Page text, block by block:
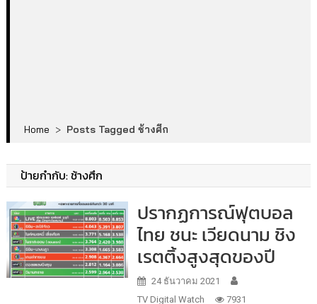
Home > Posts Tagged ช้างศึก
ป้ายกำกับ:ช้างศึก
ปรากฏการณ์ฟุตบอล
ไทย ชนะ เวียดนาม ชิง
เรตติ้งสูงสุดของปี
24 ธันวาคม 2021
TV Digital Watch
7931